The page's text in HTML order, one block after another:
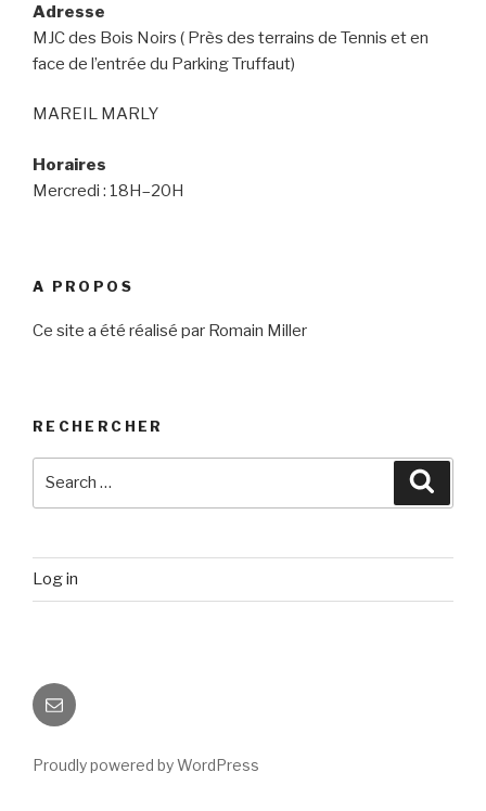
Adresse
MJC des Bois Noirs ( Près des terrains de Tennis et en
face de l’entrée du Parking Truffaut)
MAREIL MARLY
Horaires
Mercredi : 18H–20H
A PROPOS
Ce site a été réalisé par Romain Miller
RECHERCHER
Log in
Email
Proudly powered by WordPress